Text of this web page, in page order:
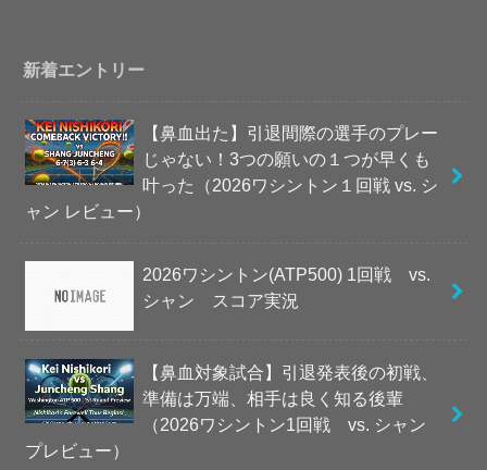
新着エントリー
【鼻血出た】引退間際の選手のプレー
じゃない！3つの願いの１つが早くも
叶った（2026ワシントン１回戦 vs. シ
ャン レビュー）
2026ワシントン(ATP500) 1回戦 vs.
シャン スコア実況
【鼻血対象試合】引退発表後の初戦、
準備は万端、相手は良く知る後輩
（2026ワシントン1回戦 vs. シャン
プレビュー）